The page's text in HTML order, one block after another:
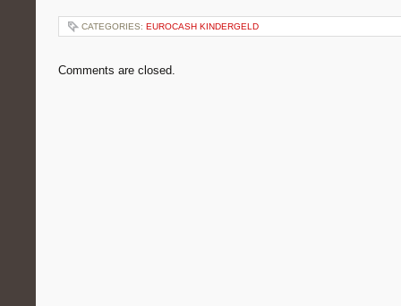
CATEGORIES: EUROCASH KINDERGELD
Comments are closed.